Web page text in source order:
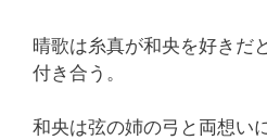
晴歌は糸真が和央を好きだ
付き合う。
和央は弦の姉の弓と両想い